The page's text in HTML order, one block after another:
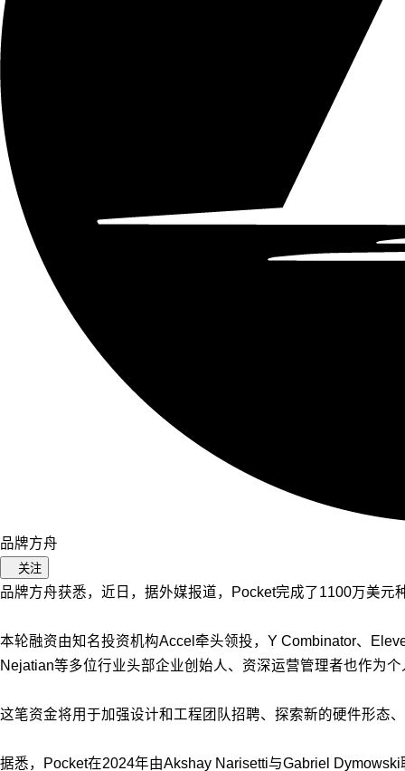
品牌方舟
关注
品牌方舟获悉，近日，据外媒报道，Pocket完成了1100万美元
本轮融资由知名投资机构Accel牵头领投，Y Combinator、
Nejatian等多位行业头部企业创始人、资深运营管理者也作为
这笔资金将用于加强设计和工程团队招聘、探索新的硬件形态
据悉，Pocket在2024年由Akshay Narisetti与Gabriel